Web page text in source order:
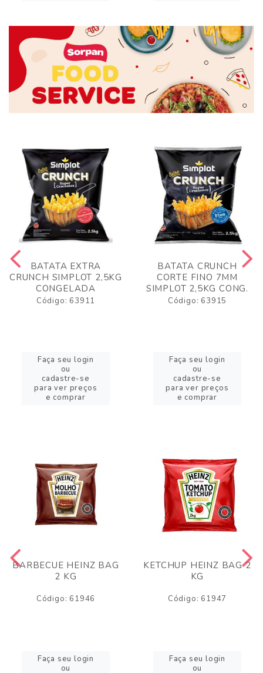
BATATA EXTRA
CRUNCH SIMPLOT 2,5KG
CONGELADA
Código: 63911
Faça seu login
ou
cadastre-se
para ver preços
e comprar
BATATA CRUNCH
CORTE FINO 7MM
SIMPLOT 2,5KG CONG.
Código: 63915
Faça seu login
ou
cadastre-se
para ver preços
e comprar
BARBECUE HEINZ BAG
2 KG
Código: 61946
Faça seu login
ou
KETCHUP HEINZ BAG 2
KG
Código: 61947
Faça seu login
ou